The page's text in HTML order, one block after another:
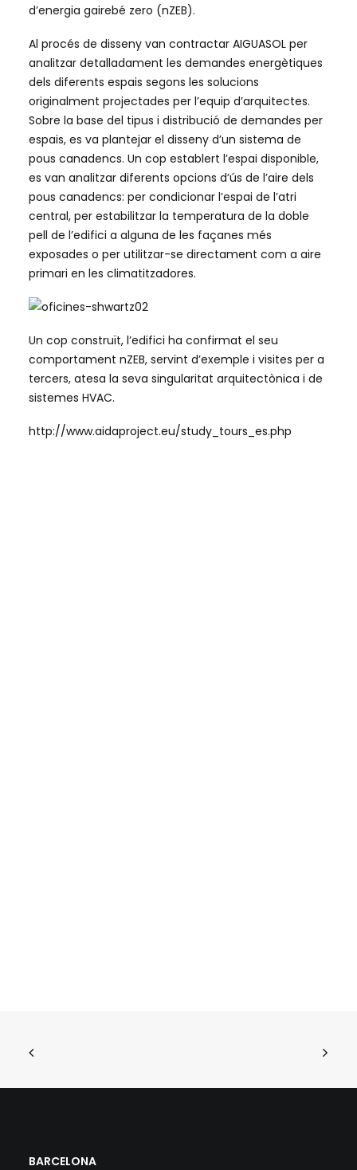
d’energia gairebé zero (nZEB).
Al procés de disseny van contractar AIGUASOL per
analitzar detalladament les demandes energètiques
dels diferents espais segons les solucions
originalment projectades per l’equip d’arquitectes.
Sobre la base del tipus i distribució de demandes per
espais, es va plantejar el disseny d’un sistema de
pous canadencs. Un cop establert l’espai disponible,
es van analitzar diferents opcions d’ús de l’aire dels
pous canadencs: per condicionar l’espai de l’atri
central, per estabilitzar la temperatura de la doble
pell de l’edifici a alguna de les façanes més
exposades o per utilitzar-se directament com a aire
primari en les climatitzadores.
Un cop construït, l’edifici ha confirmat el seu
comportament nZEB, servint d’exemple i visites per a
tercers, atesa la seva singularitat arquitectònica i de
sistemes HVAC.
http://www.aidaproject.eu/study_tours_es.php
BARCELONA